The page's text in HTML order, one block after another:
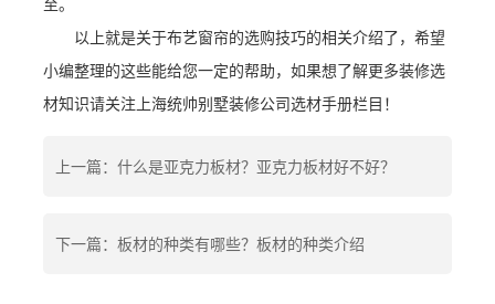
以上就是关于布艺窗帘的选购技巧的相关介绍了，希望
小编整理的这些能给您一定的帮助，如果想了解更多装修选
材知识请关注上海统帅别墅装修公司选材手册栏目！
上一篇：什么是亚克力板材？亚克力板材好不好？
下一篇：板材的种类有哪些？板材的种类介绍